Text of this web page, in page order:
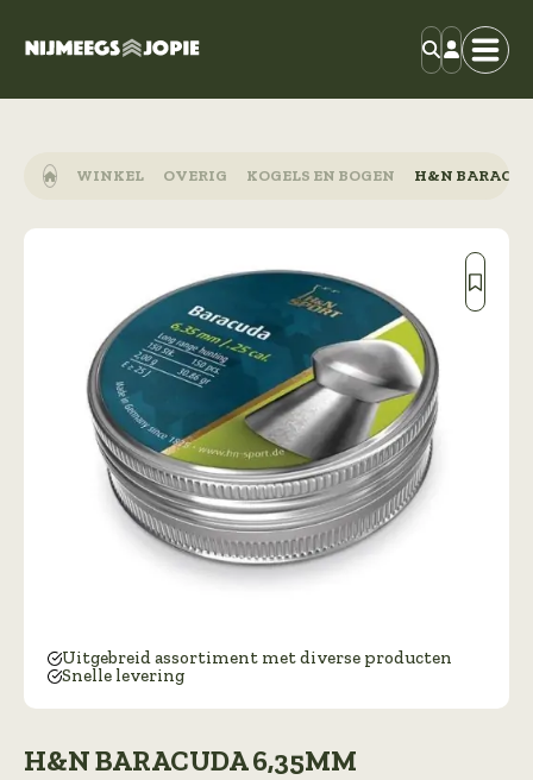
WINKEL OVERIG KOGELS EN BOGEN H&N
Uitgebreid assortiment met diverse producten
Snelle levering
H&N BARACUDA 6,35MM